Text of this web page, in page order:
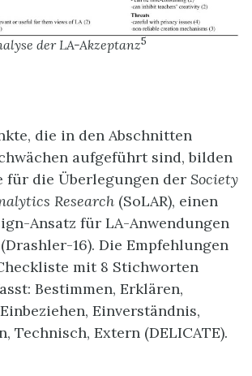
der LA-Akzeptanz5
die in den Abschnitten
aufgeführt sind, bilden
für die Überlegungen der Society
Research (SoLAR), einen
Ansatz für LA-Anwendungen
16). Die Empfehlungen
mit 8 Stichworten
Bestimmen, Erklären,
Einverständnis,
Technisch, Extern (DELICATE).